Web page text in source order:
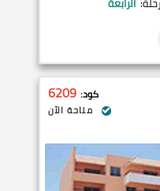
كود: 6209
متاحة الآن